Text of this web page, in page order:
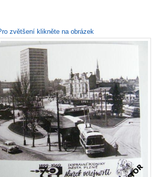
zvětšení klikněte na obrázek